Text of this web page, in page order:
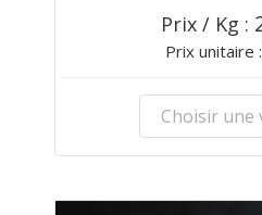
Prix / Kg :
Prix unitaire :
Choisir une